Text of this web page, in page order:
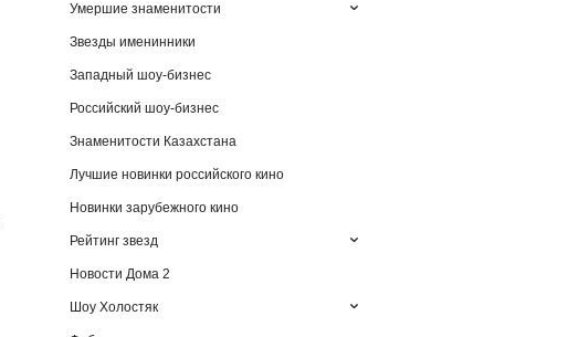
Умершие знаменитости
Звезды именинники
Западный шоу-бизнес
Российский шоу-бизнес
Знаменитости Казахстана
Лучшие новинки российского кино
Новинки зарубежного кино
Рейтинг звезд
Новости Дома 2
Шоу Холостяк